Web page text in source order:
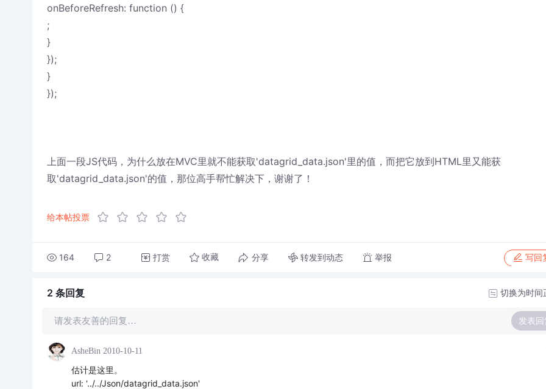
onBeforeRefresh: function () {
;
}
});
}
});
上面一段JS代码，为什么放在MVC里就不能获取'datagrid_data.json'里的值，而把它放到HTML里又能获
取'datagrid_data.json'的值，那位高手帮忙解决下，谢谢了！
给本帖投票
164 2 打赏 收藏 分享 转发到动态 举报 写回
2 条回复 切换为时间
请发表友善的回复… 发表回
AsheBin 2010-10-11
估计是这里。
url: '../../Json/datagrid_data.json'